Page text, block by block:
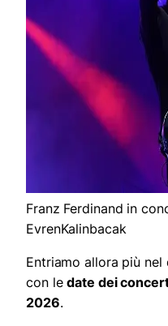
Franz Ferdinand in
EvrenKalinbacak
Entriamo allora più
con ledate dei
2026.